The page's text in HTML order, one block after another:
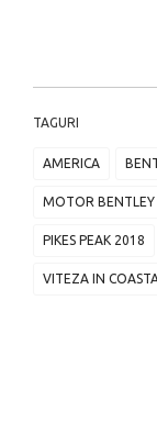
TAGURI
AMERICA
MOTOR BENTLEY
PIKES PEAK 2018
VITEZA IN